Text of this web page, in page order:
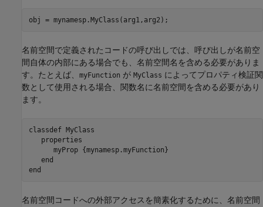
obj = mynamesp.MyClass(arg1,arg2);
名前空間で定義されたコードの呼び出しでは、呼び出しが名前空
間自体の内部にある場合でも、名前空間名を含める必要がありま
す。たとえば、 myFunction が MyClass によってプロパティ検証関
数として使用される場合、関数名に名前空間を含める必要があり
ます。
classdef MyClass
properties
      myProp
{mynamesp.myFunction}
end
end
名前空間コードへの外部アクセスを簡素化するために、名前空間